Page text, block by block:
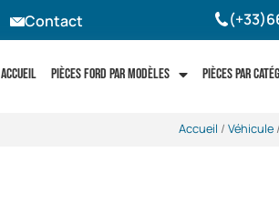
Contact
Accueil Pièces Ford par modèles Pièces par
Accueil / Véhicule /